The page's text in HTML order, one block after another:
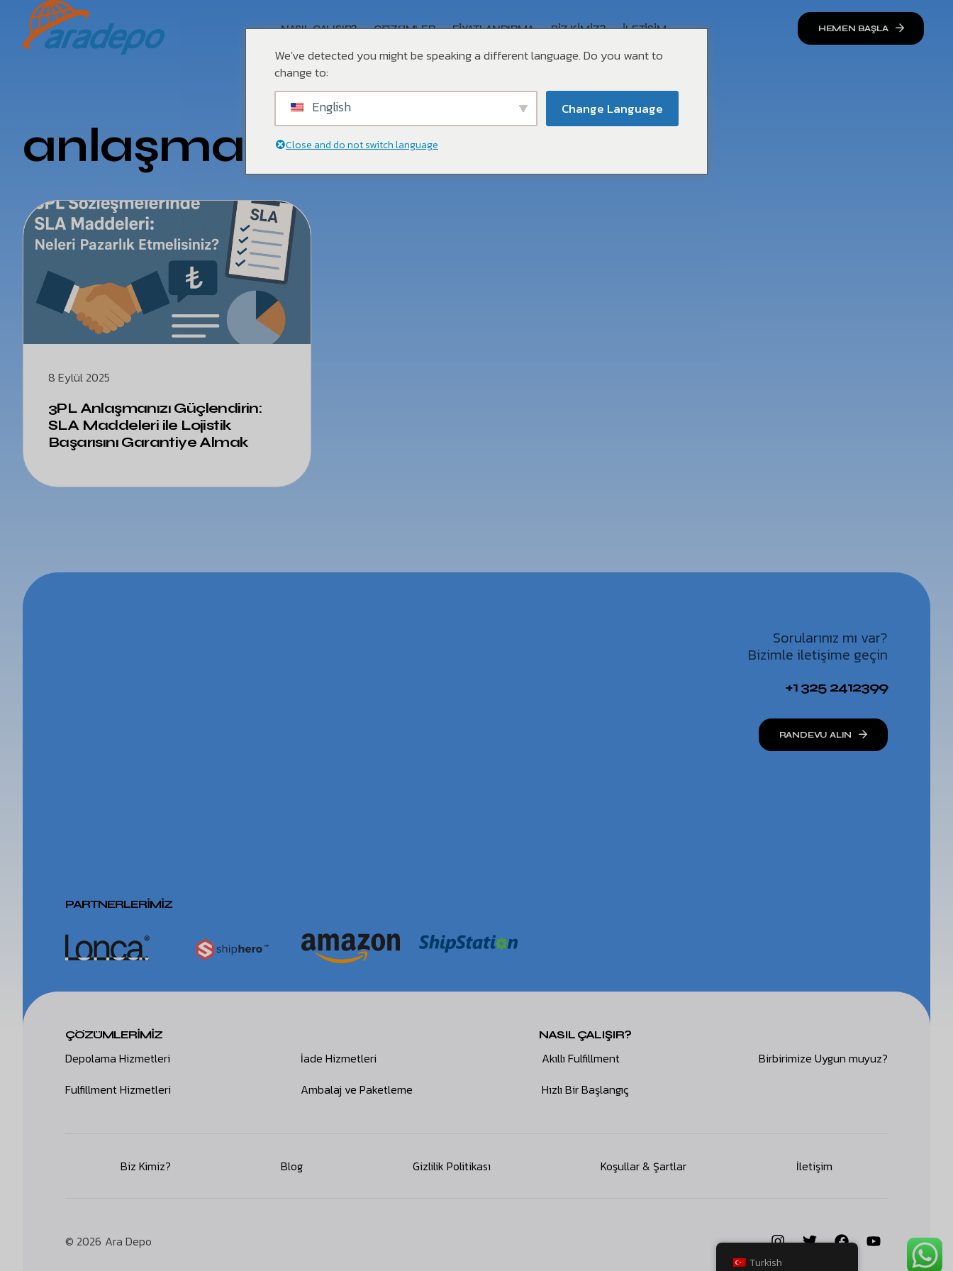
NASIL ÇALIŞIR? ÇÖZÜMLER FIYATLANDIRMA BIZ KIMIZ? İLETIŞIM HEMEN BAŞLA
anlaşma
8 Eylül 2025
3PL Anlaşmanızı Güçlendirin:
SLA Maddeleri ile Lojistik
Başarısını Garantiye Almak
Sorularınız mı var?
Bizimle iletişime geçin
+1 325 2412399
RANDEVU ALIN
PARTNERLERIMIZ
ÇÖZÜMLERİMİZ NASIL ÇALIŞIR?
Depolama Hizmetleri
Fulfillment Hizmetleri
İade Hizmetleri
Ambalaj ve Paketleme
Akıllı Fulfillment
Hızlı Bir Başlangıç
Birbirimize Uygun muyuz?
Biz Kimiz? Blog Gizlilik Politikası Koşullar & Şartlar İletişim
© 2026 Ara Depo
Turkish
We've detected you might be speaking a different language. Do you want to
change to:
English Change Language
Close and do not switch language